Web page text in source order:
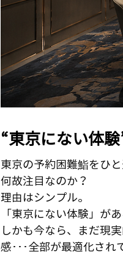
“東京にない体
東京の予約困難鮨をひ
何故注目なのか？
理由はシンプル。
「東京にない体験」があ
しかも今なら、まだ現
感･･･全部が最適化され